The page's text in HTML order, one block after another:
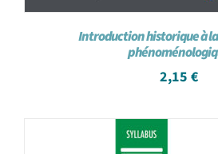
Introduction historique à
2,15 €